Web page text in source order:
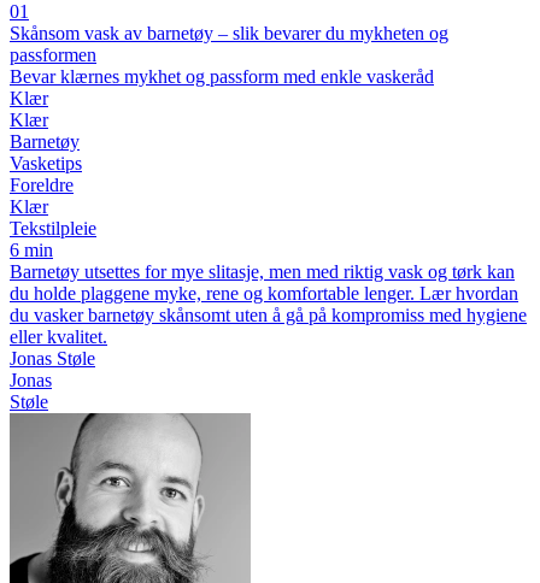
01
Skånsom vask av barnetøy – slik bevarer du mykheten og
passformen
Bevar klærnes mykhet og passform med enkle vaskeråd
Klær
Klær
Barnetøy
Vasketips
Foreldre
Klær
Tekstilpleie
6 min
Barnetøy utsettes for mye slitasje, men med riktig vask og tørk kan
du holde plaggene myke, rene og komfortable lenger. Lær hvordan
du vasker barnetøy skånsomt uten å gå på kompromiss med hygiene
eller kvalitet.
Jonas Støle
Jonas
Støle